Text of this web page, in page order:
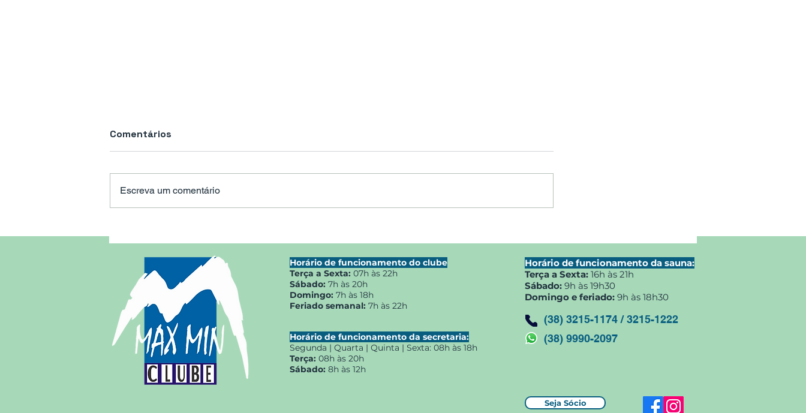
Ampliação da Cobertura
das Quadras de Peteca.
TORNEIO DE PETECA DO
MAX MIN CLUBE COM
PARTICIPAÇÃO DE MAIS DE
150 ATLETAS.
Max Min Clube
Comentários
Escreva um comentário
Horário de funcionamento do clube
Terça a Sexta: 07h às 22h
Sábado: 7h às 20h
Domingo: 7h às 18h
Feriado semanal: 7h às 22h
Horário de funcionamento da secretaria:
Segunda | Quarta | Quinta | Sexta: 08h às 18h
Terça: 08h às 20h
Sábado: 8h às 12h
Horário de funcionamento da sauna:
Terça a Sexta: 16h às 21h
Sábado: 9h às 19h30
Domingo e feriado: 9h às 18h30
(38) 3215-1174 / 3215-1222
(38) 9990-2097
Seja Sócio